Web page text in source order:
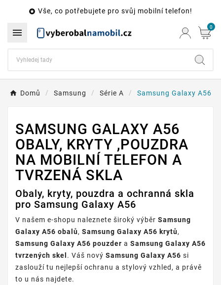
 Vše, co potřebujete pro svůj mobilní telefon!
 0
Domů Samsung Série A Samsung Galaxy A56
SAMSUNG GALAXY A56
OBALY, KRYTY ,POUZDRA
NA MOBILNÍ TELEFON A
TVRZENÁ SKLA
Obaly, kryty, pouzdra a ochranná skla
pro Samsung Galaxy A56
V našem e-shopu naleznete široký výběr Samsung
Galaxy A56 obalů, Samsung Galaxy A56 krytů,
Samsung Galaxy A56 pouzder a Samsung Galaxy A56
tvrzených skel . Váš nový Samsung Galaxy A56 si
zaslouží tu nejlepší ochranu a stylový vzhled, a právě
to u nás najdete.